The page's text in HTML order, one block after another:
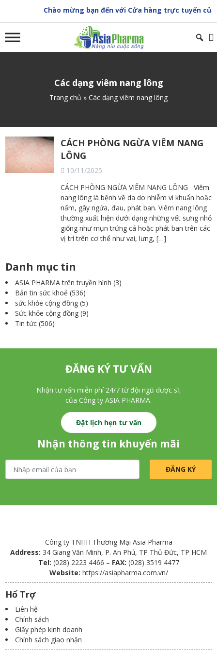
content
Chào mừng bạn đến với Cửa hàng trực tuyến của
Các dạng viêm nang lông
Trang chủ » Các dạng viêm nang lông
Danh mục tin
ASIA PHARMA trên truyền hình (3)
Bản tin sức khoẻ (536)
sức khỏe cộng đồng(5)
Sức khỏe cộng đồng(9)
Tin tức(506)
CÁCH PHÒNG NGỪA VIÊM NANG
LÔNG
10/11/2025
CÁCH PHÒNG NGỪA VIÊM NANG LÔNG Viêm
nang lông là bệnh về da do nhiễm vi khuẩn hoặc
nấm, gây ngứa, đau, phát ban. Viêm nang lông
thường xuất hiện dưới dạng những vết sưng nhỏ
giống như mụn trứng cá hoặc phát ban trên các
vị trí trên cơ thể như vai, lưng, […]
ĐĂNG KÝ TƯ VẤN
Nhận tư vấn miễn phí 24/7 từ đội ngũ dược sĩ,
của Công ty ASIA PHARMA.
Đặt lịch hẹn tư vấn
Nhận thông tin khuyến mãi
Công ty TNHH Thương Mại Asia Pharma
Address: 34 Giang Văn Minh, P. An Phú, TP Thủ Đức, TP HCM
Tel: (028) 2223 4466 – FAX: (028) 3519 4477
Website: https://asiapharma.com.vn/
Hổ Trợ
Liên hệ
Chính sách
Giấy phép kinh doanh
Chính sách giao nhận